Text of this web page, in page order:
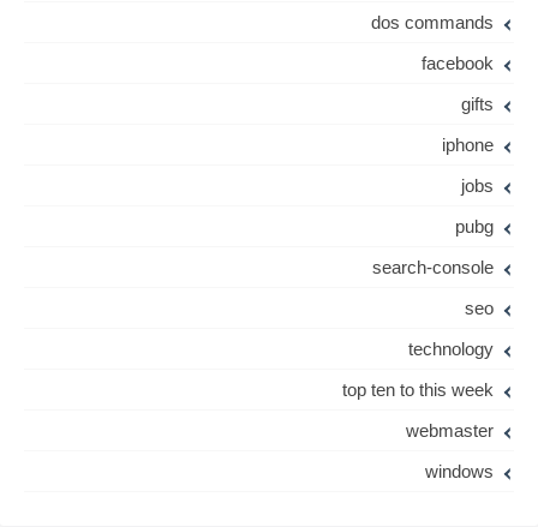
dos commands
facebook
gifts
iphone
jobs
pubg
search-console
seo
technology
top ten to this week
webmaster
windows